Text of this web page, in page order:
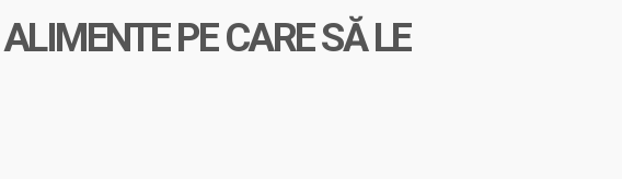
PE CARE SĂ LE